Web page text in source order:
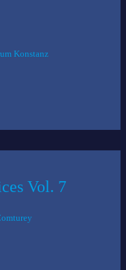
Konstanz
Vol. 7